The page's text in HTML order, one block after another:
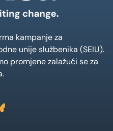
kampanje za
unije službenika (SEIU).
promjene zalažući se za